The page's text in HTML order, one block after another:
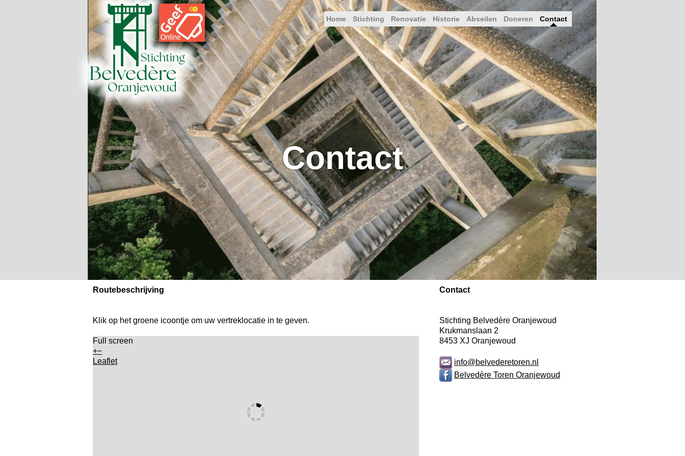
Home Stichting Renovatie Historie Abseilen Doneren Contact
Contact
Routebeschrijving
Klik op het groene icoontje om uw vertreklocatie in te geven.
Full screen
+−
Leaflet
Contact
Stichting Belvedère Oranjewoud
Krukmanslaan 2
8453 XJ Oranjewoud
info@belvederetoren.nl
Belvedère Toren Oranjewoud